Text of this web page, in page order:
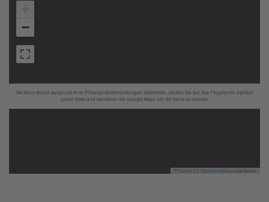
Die Karte wurde aufgrund Ihrer Privatsphäreeinstellungen deaktiviert, klicken Sie auf das Fingerprint Symbol
unten links und aktivieren Sie Google Maps um die Karte zu nutzen.
−
Leaflet OpenStreetMapcontributors